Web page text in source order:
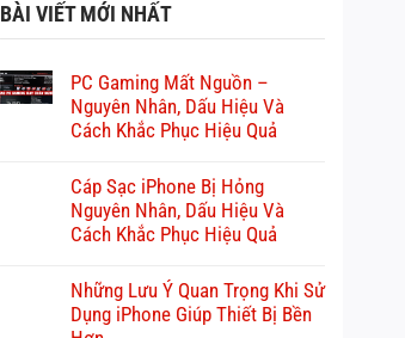
BÀI VIẾT MỚI NHẤT
PC Gaming Mất Nguồn –
Nguyên Nhân, Dấu Hiệu Và
Cách Khắc Phục Hiệu Quả
Cáp Sạc iPhone Bị Hỏng
Nguyên Nhân, Dấu Hiệu Và
Cách Khắc Phục Hiệu Quả
Những Lưu Ý Quan Trọng Khi Sử
Dụng iPhone Giúp Thiết Bị Bền